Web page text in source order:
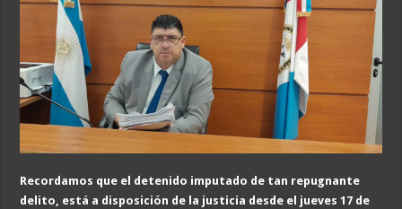
Recordamos que el detenido imputado de tan repugnante
delito, está a disposición de la justicia desde el jueves 17 de